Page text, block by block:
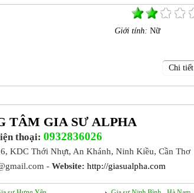
Giới tính: Nữ
Chi tiết
TÂM GIA SƯ ALPHA
thoại: 0932836026
KDC Thới Nhựt, An Khánh, Ninh Kiều, Cần Thơ
- Website: http://giasualpha.com